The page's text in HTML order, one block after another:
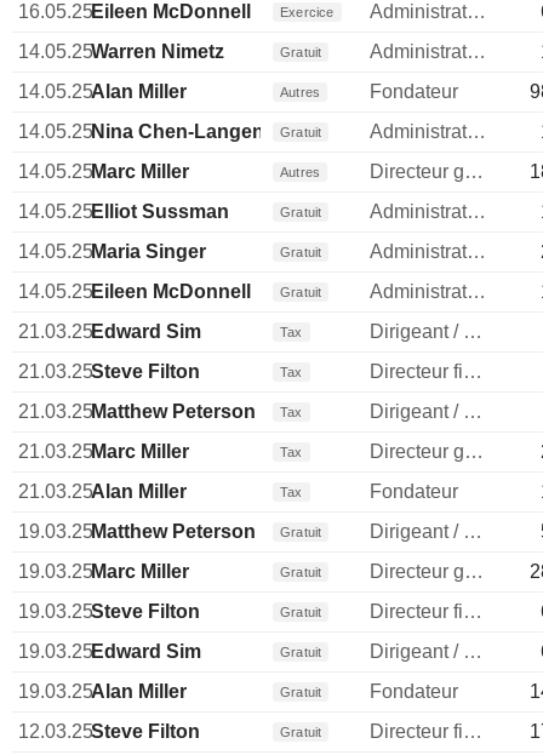
16.05.25Eileen McDonnell Exercice Administrateur
14.05.25Warren Nimetz Gratuit Administrateur
14.05.25Alan Miller Autres Fondateur
14.05.25Nina Chen-Langenmayr
Gratuit Administrateur
14.05.25Marc Miller Autres Directeur general
14.05.25Elliot Sussman Gratuit Administrateur
14.05.25Maria Singer Gratuit Administrateur
14.05.25Eileen McDonnell Gratuit Administrateur
21.03.25Edward Sim Tax
Dirigeant / cadre principal
21.03.25Steve Filton Tax
Directeur financier
21.03.25Matthew Peterson Tax
Dirigeant / cadre principal
21.03.25Marc Miller Tax Directeur general
21.03.25Alan Miller Tax Fondateur
19.03.25Matthew Peterson Gratuit Dirigeant / cadre principal
19.03.25Marc Miller Gratuit Directeur general
19.03.25Steve Filton Gratuit Directeur financier
19.03.25Edward Sim Gratuit Dirigeant / cadre principal
19.03.25Alan Miller Gratuit Fondateur
12.03.25Steve Filton Gratuit Directeur financier